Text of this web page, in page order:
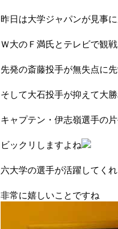
昨日は大学ジャパンが見事
Ｗ大のＦ満氏とテレビで観
先発の斎藤投手が無失点に
そして大石投手が抑えて大
キャプテン・伊志嶺選手の
ビックリしますよね
六大学の選手が活躍してく
非常に嬉しいことですね